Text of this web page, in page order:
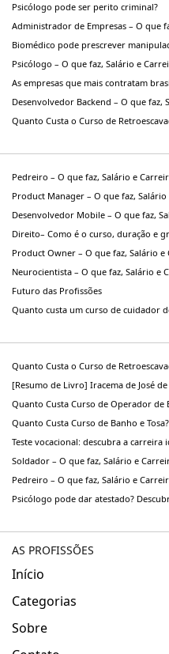
Psicólogo pode ser perito criminal?
Administrador de Empresas – O que
Biomédico pode prescrever
Psicólogo – O que faz, Salário e
As empresas que mais contratam
Desenvolvedor Backend – O que faz,
Quanto Custa o Curso de
Pedreiro – O que faz, Salário e
Product Manager – O que faz,
Desenvolvedor Mobile – O que faz,
Direito– Como é o curso, duração e
Product Owner – O que faz, Salário e
Neurocientista – O que faz, Salário e
Futuro das Profissões
Quanto custa um curso de cuidador
Quanto Custa o Curso de
[Resumo de Livro] Iracema de José
Quanto Custa Curso de Operador de
Quanto Custa Curso de Banho e
Teste vocacional: descubra a carreira
Soldador – O que faz, Salário e
Pedreiro – O que faz, Salário e
Psicólogo pode dar atestado?
AS PROFISSÕES
Início
Categorias
Sobre